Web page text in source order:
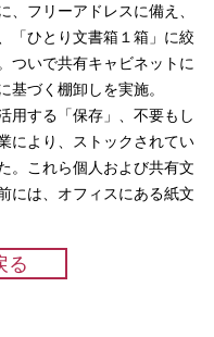
、フリーアドレスに備え、
「ひとり文書箱１箱」に絞
ついで共有キャビネットに
基づく棚卸しを実施。
用する「保存」、不要もし
により、ストックされてい
。これら個人および共有文
には、オフィスにある紙文
る